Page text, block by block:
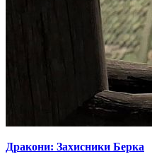
Дракони: Захисники Берка